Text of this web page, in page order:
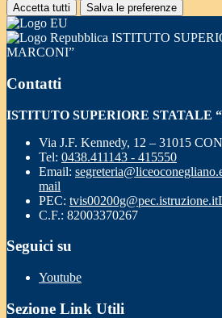
Accetta tutti Salva le preferenze
ISTITUTO
MARCONI”
Contatti
ISTITUTO SUPERIORE STATALE
Via J.F. Kennedy, 12 – 31015
Tel: 0438.411143 - 415550
Email:
mail
PEC: tvis00200g@pec.istruzione.it
C.F.: 82003370267
Seguici su
Youtube
Sezione Link Utili